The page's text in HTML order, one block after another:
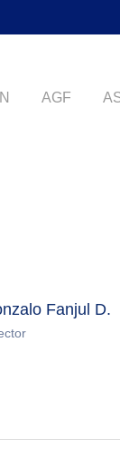
AGF
Fanjul D.